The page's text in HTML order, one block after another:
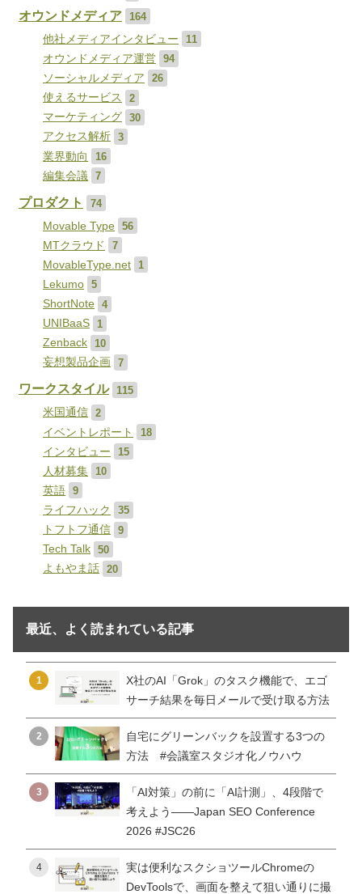
オウンドメディア
164
他社メディアインタビュー
11
オウンドメディア運営
94
ソーシャルメディア
26
使えるサービス
2
マーケティング
30
アクセス解析
3
業界動向
16
編集会議
7
プロダクト
74
Movable Type
56
MTクラウド
7
MovableType.net
1
Lekumo
5
ShortNote
4
UNIBaaS
1
Zenback
10
妄想製品企画
7
ワークスタイル
115
米国通信
2
イベントレポート
18
インタビュー
15
人材募集
10
英語
9
ライフハック
35
トフトフ通信
9
Tech Talk
50
よもやま話
20
最近、よく読まれている記事
1
X社のAI「Grok」のタスク機能で、エゴ
サーチ結果を毎日メールで受け取る方法
2
自宅にグリーンバックを設置する3つの
方法 #会議室スタジオ化ノウハウ
3
「AI対策」の前に「AI計測」、4段階で
考えよう——Japan SEO Conference
2026 #JSC26
4
実は便利なスクショツールChromeの
DevToolsで、画面を整えて狙い通りに撮